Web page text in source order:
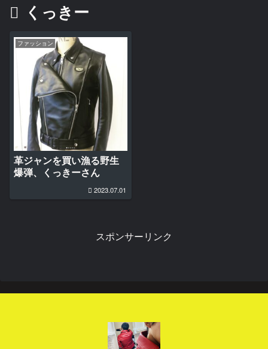
くっきー
ファッション
革ジャンを買い漁る野生
爆弾、くっきーさん
2023.07.01
スポンサーリンク